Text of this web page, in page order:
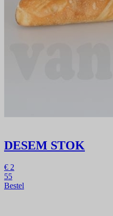
DESEM STOK
€ 2
55
Bestel